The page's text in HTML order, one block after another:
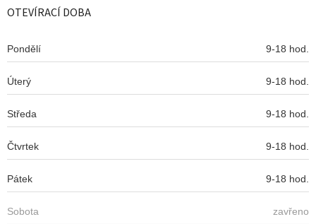
y
p
s
OTEVÍRACÍ DOBA
Pondělí 9-18 hod.
Úterý 9-18 hod.
Středa 9-18 hod.
Čtvrtek 9-18 hod.
Pátek 9-18 hod.
Sobota zavřeno